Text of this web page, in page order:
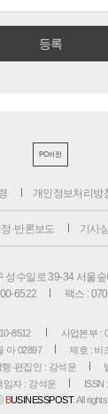
PC버전
개인정보처리방
·반론보도 기사
성수일로 39-34 서울
6522
팩스 :
8512
사업본부 :
아 02897
제호 : 비
행·편집인 : 강석운
임자 : 강석운
ISSN
BUSINESSPOST. All